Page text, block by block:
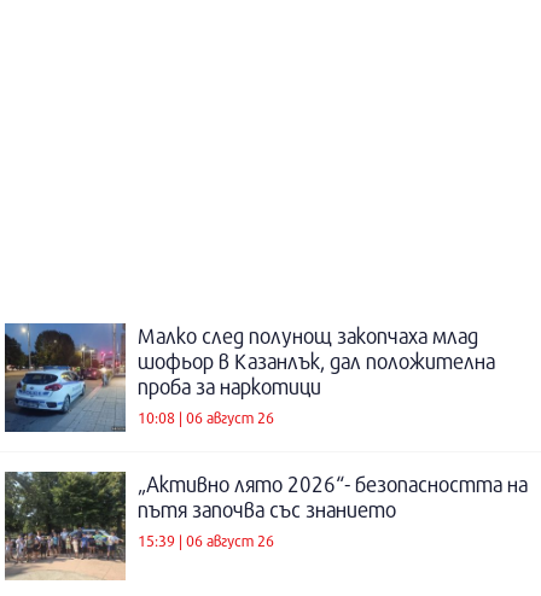
Малко след полунощ закопчаха млад
шофьор в Казанлък, дал положителна
проба за наркотици
10:08 | 06 август 26
„Активно лято 2026“- безопасността на
пътя започва със знанието
15:39 | 06 август 26